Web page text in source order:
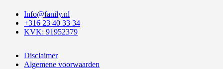
Info@fanily.nl
+316 23 40 33 34
KVK: 91952379
Disclaimer
Algemene voorwaarden